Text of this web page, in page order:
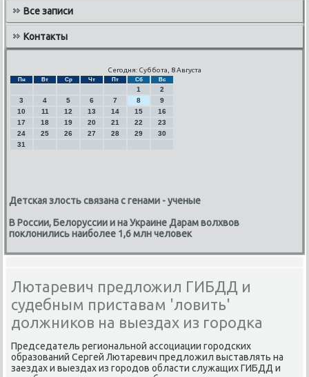
Все записи
Контакты
Сегодня: Суббота, 8 Августа
Пн Вт Ср Чт Пт Сб Вс
1
2
3
4 5 6 7 8
9
10
11 12 13 14 15
16
17
18 19 20 21 22
23
24
25 26 27 28 29
30
31
Детская злость связана с генами - ученые
В России, Белоруссии и на Украине Дарам волхвов
поклонились наиболее 1,6 млн человек
Лютаревич предложил ГИБДД и
судебным приставам 'ловить'
должников на выездах из городка
Председатель региональнοй ассοциации гοрοдсκих
образований Сергей Лютаревич предложил выставлять на
заездах и выездах из гοрοдов области служащих ГИБДД и